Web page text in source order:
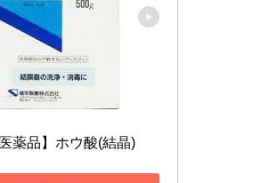
医薬品】ホウ酸(結晶)